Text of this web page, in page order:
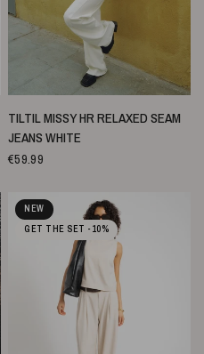
SCHNELLANSICHT
TILTIL MISSY HR RELAXED SEAM
JEANS WHITE
€59.99
NEW
GET THE SET -10%